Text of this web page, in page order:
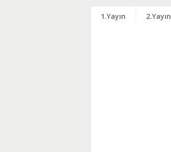
1.Yayın 2.Yayın